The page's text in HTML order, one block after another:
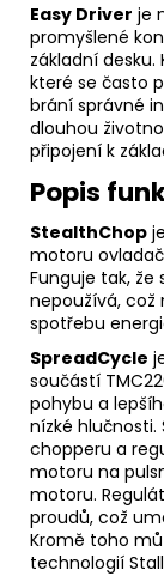
Easy Driver je
promyšlené
základní desku.
které se často
brání správné
dlouhou
připojení k
Popis
StealthChop
motoru
Funguje tak,
nepoužívá, což
spotřebu
SpreadCycle
součástí
pohybu a
nízké hlučnosti.
chopperu a
motoru na
motoru.
proudů, což
Kromě toho
technologií